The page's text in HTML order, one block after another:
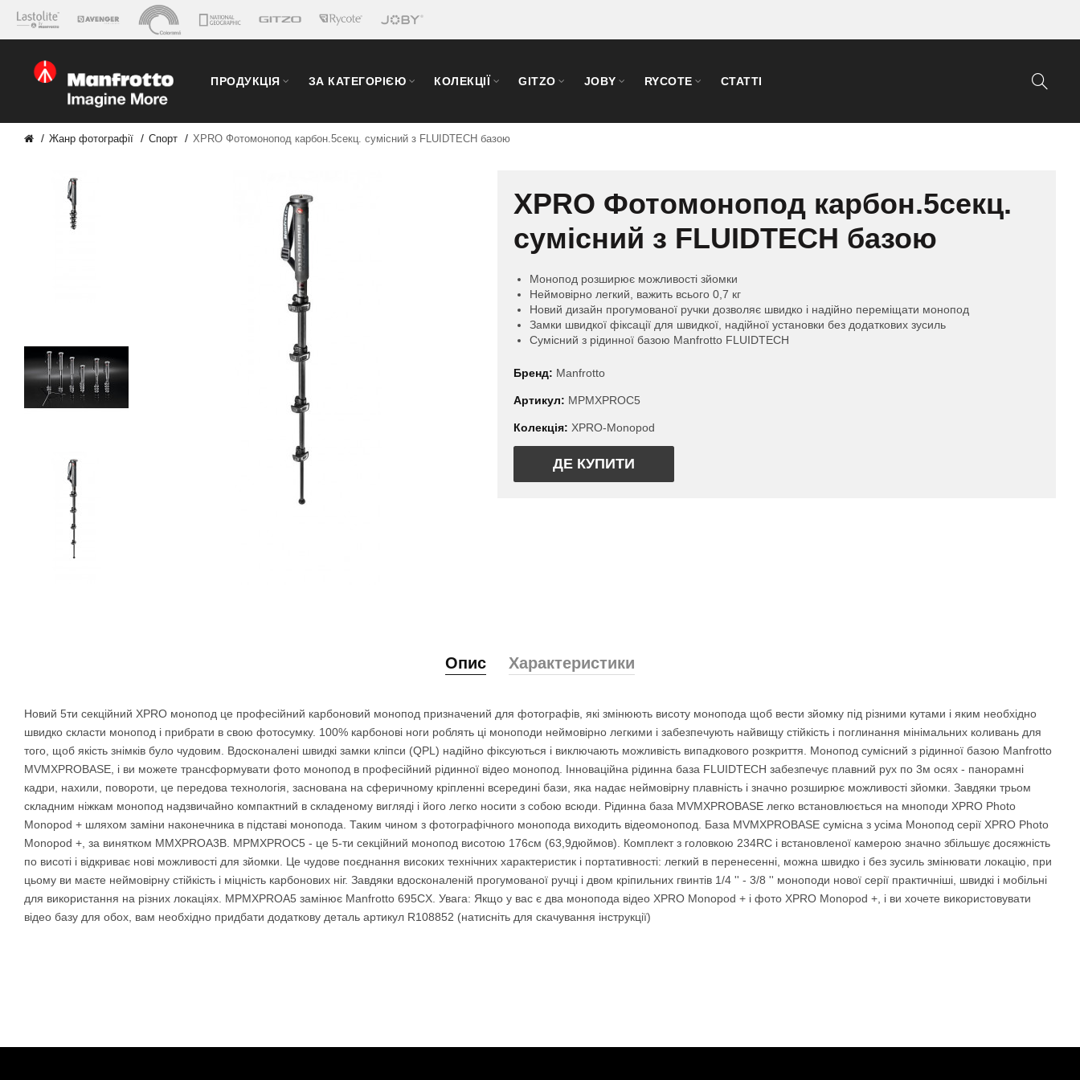
ПРОДУКЦІЯ ЗА КАТЕГОРІЄЮ КОЛЕКЦІЇ GITZO JOBY RYCOTE СТАТТІ
Жанр фотографії Спорт XPRO Фотомонопод карбон.5секц. сумісний з FLUIDTECH базою
XPRO Фотомонопод карбон.5секц.
сумісний з FLUIDTECH базою
Монопод розширює можливості зйомки
Неймовірно легкий, важить всього 0,7 кг
Новий дизайн прогумованої ручки дозволяє швидко і надійно переміщати монопод
Замки швидкої фіксації для швидкої, надійної установки без додаткових зусиль
Сумісний з рідинної базою Manfrotto FLUIDTECH
Бренд: Manfrotto
Артикул: MPMXPROC5
Колекція: XPRO-Monopod
ДЕ КУПИТИ
Опис Характеристики
Новий 5ти секційний XPRO монопод це професійний карбоновий монопод призначений для фотографів, які змінюють висоту монопода щоб вести зйомку під різними кутами і яким необхідно
швидко скласти монопод і прибрати в свою фотосумку. 100% карбонові ноги роблять ці моноподи неймовірно легкими і забезпечують найвищу стійкість і поглинання мінімальних коливань для
того, щоб якість знімків було чудовим. Вдосконалені швидкі замки кліпси (QPL) надійно фіксуються і виключають можливість випадкового розкриття. Монопод сумісний з рідинної базою Manfrotto
MVMXPROBASE, і ви можете трансформувати фото монопод в професійний рідинної відео монопод. Інноваційна рідинна база FLUIDTECH забезпечує плавний рух по 3м осях - панорамні
кадри, нахили, повороти, це передова технологія, заснована на сферичному кріпленні всередині бази, яка надає неймовірну плавність і значно розширює можливості зйомки. Завдяки трьом
складним ніжкам монопод надзвичайно компактний в складеному вигляді і його легко носити з собою всюди. Рідинна база MVMXPROBASE легко встановлюється на мноподи XPRO Photo
Monopod + шляхом заміни наконечника в підставі монопода. Таким чином з фотографічного монопода виходить відеомонопод. База MVMXPROBASE сумісна з усіма Монопод серії XPRO Photo
Monopod +, за винятком MMXPROA3B. MPMXPROC5 - це 5-ти секційний монопод висотою 176см (63,9дюймов). Комплект з головкою 234RC і встановленої камерою значно збільшує досяжність
по висоті і відкриває нові можливості для зйомки. Це чудове поєднання високих технічних характеристик і портативності: легкий в перенесенні, можна швидко і без зусиль змінювати локацію, при
цьому ви маєте неймовірну стійкість і міцність карбонових ніг. Завдяки вдосконаленій прогумованої ручці і двом кріпильних гвинтів 1/4 '' - 3/8 '' моноподи нової серії практичніші, швидкі і мобільні
для використання на різних локаціях. MPMXPROA5 замінює Manfrotto 695CX. Увага: Якщо у вас є два монопода відео XPRO Monopod + і фото XPRO Monopod +, і ви хочете використовувати
відео базу для обох, вам необхідно придбати додаткову деталь артикул R108852 (натисніть для скачування інструкції)